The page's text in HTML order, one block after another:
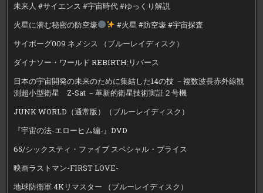
未来人 #サイエンス #宇宙時代 #ゆっくり解説
火星に潜む秘密の防空壕
#火星 #防空壕 #宇宙探査
サイボーグ009 ネメシス （ブルーレイディスク）
ダイナソー・ワールド REBIRTH:リバース
日本の宇宙開発の未来のために集結した14の技 －複数波長赤外線観
測超小型衛星 Z-Sat －革新的衛星技術実証２号機
JUNK WORLD（通常版）（ブルーレイディスク）
『宇宙の法-エローヒム編-』DVD
65/シックスティ・ファイブ スペシャル・プライス
映画ラストマン-FIRST LOVE-
地球防衛軍 4Kリマスター （ブルーレイディスク）